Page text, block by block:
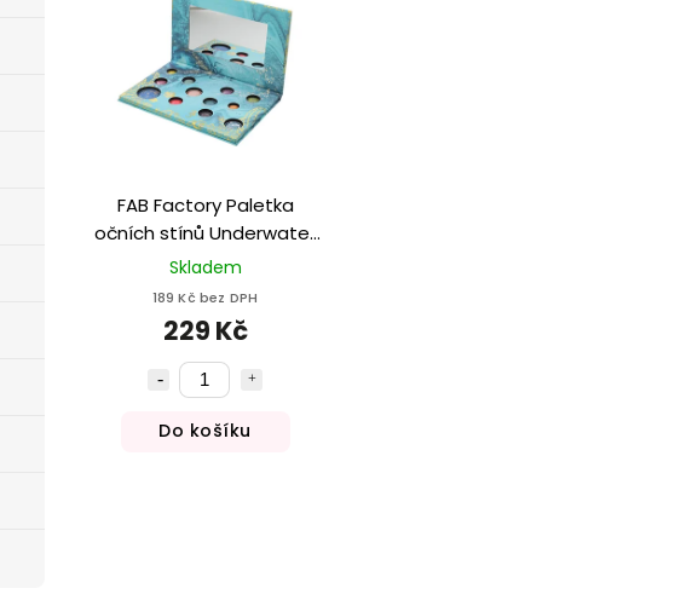
FAB Factory Paletka
očních stínů Underwater
waves
Skladem
189 Kč bez DPH
229 Kč
Do košíku